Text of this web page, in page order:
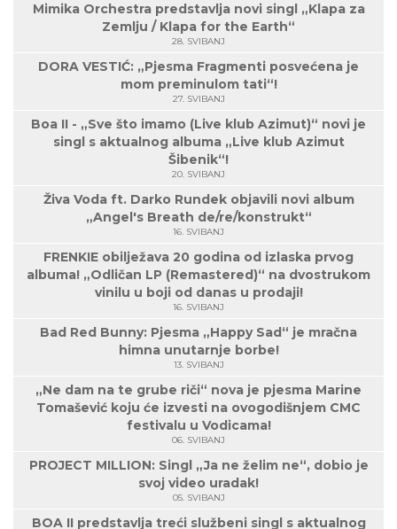
Mimika Orchestra predstavlja novi singl „Klapa za
Zemlju / Klapa for the Earth“
28. SVIBANJ
DORA VESTIĆ: „Pjesma Fragmenti posvećena je
mom preminulom tati“!
27. SVIBANJ
Boa II - „Sve što imamo (Live klub Azimut)“ novi je
singl s aktualnog albuma „Live klub Azimut
Šibenik“!
20. SVIBANJ
Živa Voda ft. Darko Rundek objavili novi album
„Angel's Breath de/re/konstrukt“
16. SVIBANJ
FRENKIE obilježava 20 godina od izlaska prvog
albuma! „Odličan LP (Remastered)“ na dvostrukom
vinilu u boji od danas u prodaji!
16. SVIBANJ
Bad Red Bunny: Pjesma „Happy Sad“ je mračna
himna unutarnje borbe!
13. SVIBANJ
„Ne dam na te grube riči“ nova je pjesma Marine
Tomašević koju će izvesti na ovogodišnjem CMC
festivalu u Vodicama!
06. SVIBANJ
PROJECT MILLION: Singl „Ja ne želim ne“, dobio je
svoj video uradak!
05. SVIBANJ
BOA II predstavlja treći službeni singl s aktualnog